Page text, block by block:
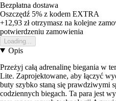
Bezpłatna dostawa
Oszczędź 5% z kodem EXTRA
+12,93 złotrzymasz na kolejne
potwierdzeniu zamowienia
Loading...
Opis
Przeżyj całą adrenalinę biegania w
Lite. Zaprojektowane, aby łączyć
buty szybko staną się prawdziwymi
codziennych biegach. Ta para jest